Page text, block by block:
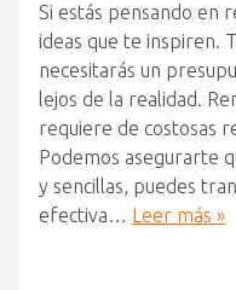
Si estás pensando en
ideas que te inspiren.
necesitarás un
lejos de la realidad.
requiere de costosas
Podemos asegurarte
y sencillas, puedes
efectiva…
Leer más »